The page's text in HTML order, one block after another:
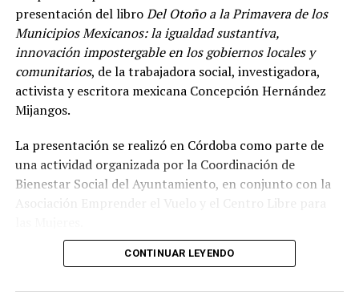
como Estados Unidos y Brasil, considerado uno de los
países con mayor tradición en las artes marciales
mixtas.
Ante los cuestionamientos sobre el nivel de agresividad
de este deporte, señaló que las competencias cuentan
con la edad y experiencia de los participantes.
Indicó que existen divisiones infantiles, juveniles y para
adultos, con reglas específicas para cada categoría, por
dentro de esquemas considerados formativos.
los combates en los que los competidores buscarán
presentación del libroDel Otoño a la Primavera de los
Municipios Mexicanos: la igualdad sustantiva,
innovación impostergable en los gobiernos locales y
comunitarios, de la trabajadora social, investigadora,
activista y escritora mexicana Concepción Hernández
Mijangos.
La presentación se realizó en Córdoba como parte de
una actividad organizada por la Coordinación de
Bienestar Social del Ayuntamiento, en conjunto con la
Asociación Emprender el Vuelo y el Centro Libre para
El encuentro reunió a autoridades y representantes de
Ixtaczoquitlán, Coetzala, Tlilapan, Naranjal, Chocamán
CONTINUAR LEYENDO